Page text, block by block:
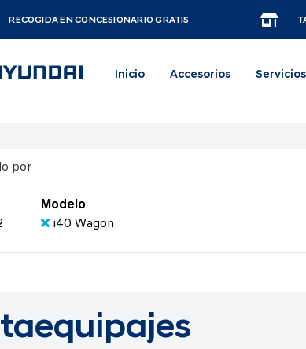
RECOGIDA EN CONCESIONARIO GRATIS
Inicio Accesorios Servicios
por
Modelo
i40 Wagon